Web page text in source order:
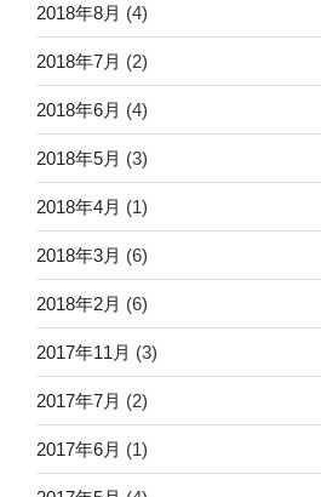
2018年8月 (4)
2018年7月 (2)
2018年6月 (4)
2018年5月 (3)
2018年4月 (1)
2018年3月 (6)
2018年2月 (6)
2017年11月 (3)
2017年7月 (2)
2017年6月 (1)